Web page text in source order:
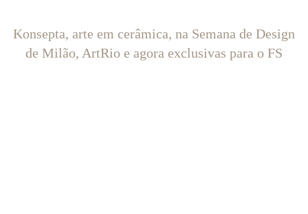
Konsepta, arte em cerâmica, na Semana de Design
de Milão, ArtRio e agora exclusivas para o FS